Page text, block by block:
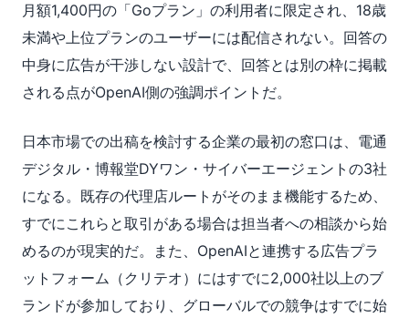
月額1,400円の「Goプラン」の利用者に限定され、18歳
未満や上位プランのユーザーには配信されない。回答の
中身に広告が干渉しない設計で、回答とは別の枠に掲載
される点がOpenAI側の強調ポイントだ。
日本市場での出稿を検討する企業の最初の窓口は、電通
デジタル・博報堂DYワン・サイバーエージェントの3社
になる。既存の代理店ルートがそのまま機能するため、
すでにこれらと取引がある場合は担当者への相談から始
めるのが現実的だ。また、OpenAIと連携する広告プラ
ットフォーム（クリテオ）にはすでに2,000社以上のブ
ランドが参加しており、グローバルでの競争はすでに始